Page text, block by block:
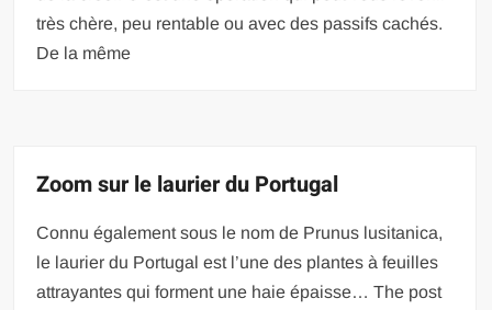
très chère, peu rentable ou avec des passifs cachés.
De la même
Zoom sur le laurier du Portugal
Connu également sous le nom de Prunus lusitanica,
le laurier du Portugal est l’une des plantes à feuilles
attrayantes qui forment une haie épaisse… The post